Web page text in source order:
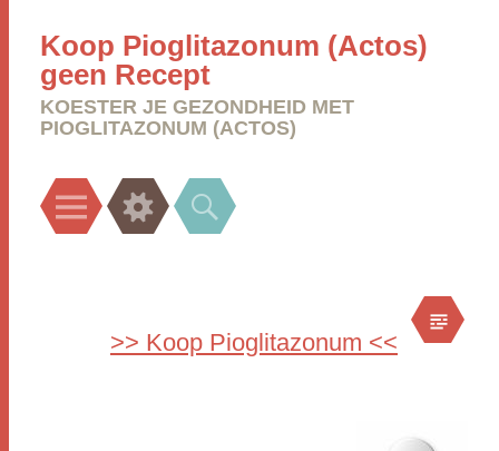
Koop Pioglitazonum (Actos)
geen Recept
KOESTER JE GEZONDHEID MET
PIOGLITAZONUM (ACTOS)
Menu Widgets Search
>> Koop Pioglitazonum <<